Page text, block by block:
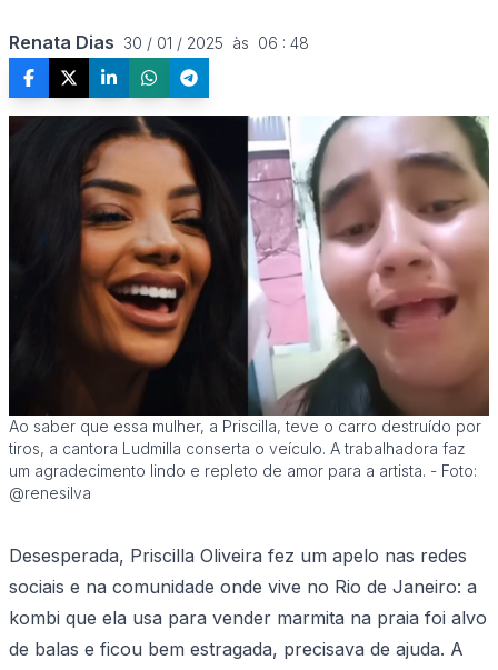
Renata Dias 30 / 01 / 2025  às  06 : 48
Ao saber que essa mulher, a Priscilla, teve o carro destruído por
tiros, a cantora Ludmilla conserta o veículo. A trabalhadora faz
um agradecimento lindo e repleto de amor para a artista. - Foto:
@renesilva
Desesperada, Priscilla Oliveira fez um apelo nas redes
sociais e na comunidade onde vive no Rio de Janeiro: a
kombi que ela usa para vender marmita na praia foi alvo
de balas e ficou bem estragada, precisava de ajuda. A